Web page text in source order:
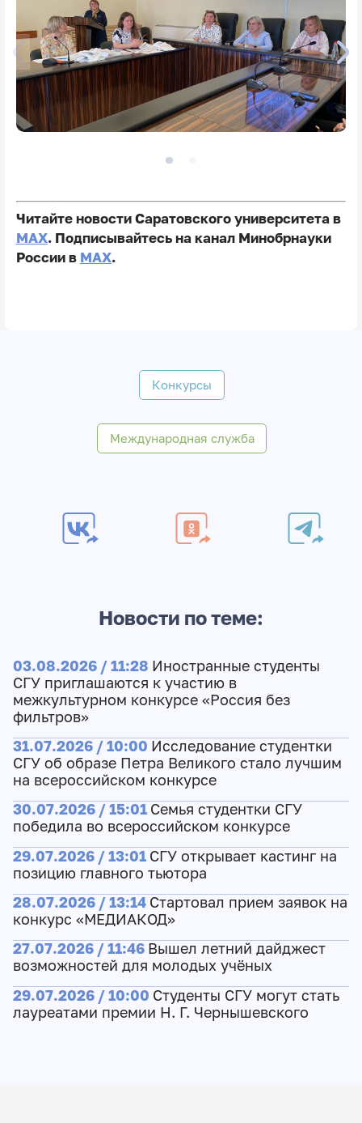
Читайте новости Саратовского университета в
MAX. Подписывайтесь на канал Минобрнауки
России в MAX.
Конкурсы
Международная служба
Новости по теме:
03.08.2026 / 11:28 Иностранные студенты
СГУ приглашаются к участию в
межкультурном конкурсе «Россия без
фильтров»
31.07.2026 / 10:00 Исследование студентки
СГУ об образе Петра Великого стало лучшим
на всероссийском конкурсе
30.07.2026 / 15:01 Семья студентки СГУ
победила во всероссийском конкурсе
29.07.2026 / 13:01 СГУ открывает кастинг на
позицию главного тьютора
28.07.2026 / 13:14 Стартовал прием заявок на
конкурс «МЕДИАКОД»
27.07.2026 / 11:46 Вышел летний дайджест
возможностей для молодых учёных
29.07.2026 / 10:00 Студенты СГУ могут стать
лауреатами премии Н. Г. Чернышевского